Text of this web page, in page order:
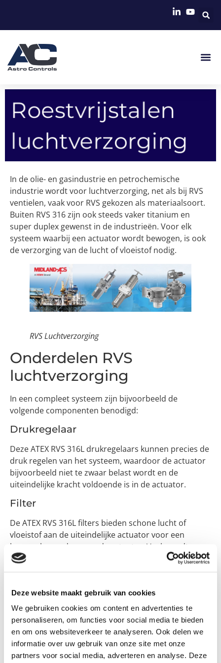
Deze website maakt gebruik van cookies
We gebruiken cookies om content en advertenties te
personaliseren, om functies voor social media te bieden
en om ons websiteverkeer te analyseren. Ook delen we
informatie over uw gebruik van onze site met onze
partners voor social media, adverteren en analyse. Deze
Roestvrijstalen
luchtverzorging
In de olie- en gasindustrie en petrochemische
industrie wordt voor luchtverzorging, net als bij RVS
ventielen, vaak voor RVS gekozen als materiaalsoort.
Buiten RVS 316 zijn ook steeds vaker titanium en
super duplex gewenst in de industrieën. Voor elk
systeem waarbij een actuator wordt bewogen, is ook
de verzorging van de lucht of vloeistof nodig.
RVS Luchtverzorging
Onderdelen RVS
luchtverzorging
In een compleet systeem zijn bijvoorbeeld de
volgende componenten benodigd:
Drukregelaar
Deze ATEX RVS 316L drukregelaars kunnen precies de
druk regelen van het systeem, waardoor de actuator
bijvoorbeeld niet te zwaar belast wordt en de
uiteindelijke kracht voldoende is in de actuator.
Filter
De ATEX RVS 316L filters bieden schone lucht of
vloeistof aan de uiteindelijke actuator voor een
langere levensduur van de actuator. Vaak wordt een
filter en drukregelaar gecombineerd, dit wordt dan
een ATEX RVS 316L filterreduceer genoemd.
Naaldventiel
Een RSV 316L naaldventiel regelt de flow of het debiet
van de gas of vloeistof om de snelheid van vullen of
leeglopen van een actuator te regelen.
Terugslagklep